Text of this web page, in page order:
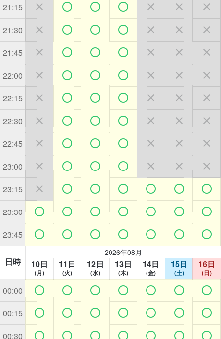
21:15       
21:30       
21:45       
22:00       
22:15       
22:30       
22:45       
23:00       
23:15       
23:30       
23:45       
日時
2026年08月
10日
(月)
11日
(火)
12日
(水)
13日
(木)
14日
(金)
15日
(土)
16日
(日)
00:00       
00:15       
00:30       